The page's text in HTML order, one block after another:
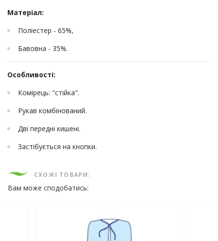
Матеріал:
Поліестер - 65%,
Бавовна - 35%.
Особливості:
Комірець: "стійка".
Рукав комбінований.
Дві передні кишені.
Застібується на кнопки.
СХОЖІ ТОВАРИ:
Вам може сподобатись: